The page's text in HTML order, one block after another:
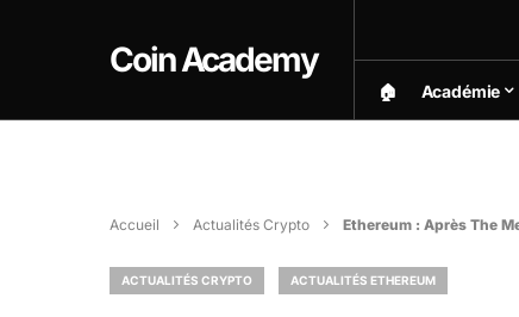
Coin Academy
🏠︎ Académie
Accueil Actualités Crypto Ethereum : Après The
ACTUALITÉS CRYPTO ACTUALITÉS ETHEREUM